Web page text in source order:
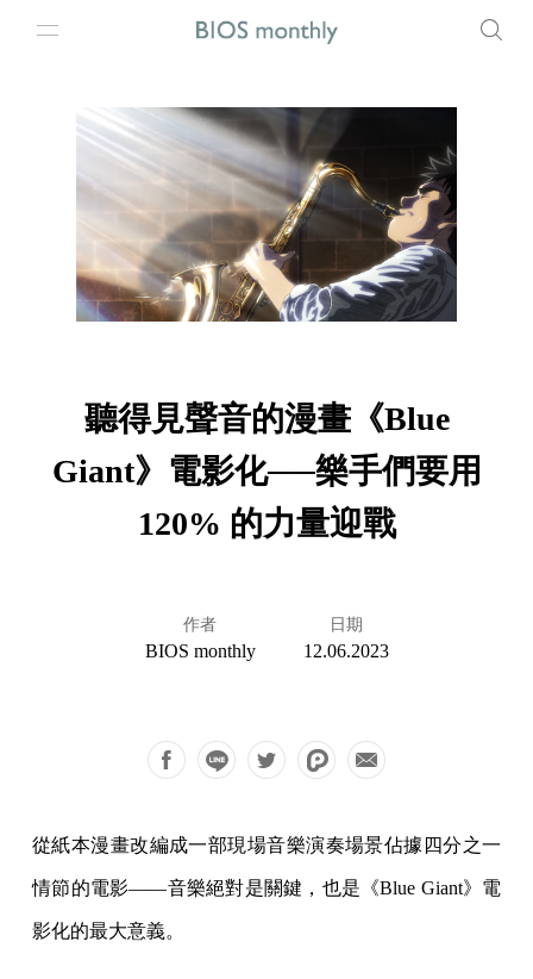
聽得見聲音的漫畫《Blue
Giant》電影化──樂手們要用
120% 的力量迎戰
作者
BIOS monthly
日期
12.06.2023
從紙本漫畫改編成一部現場音樂演奏場景佔據四分之一
情節的電影——音樂絕對是關鍵，也是《Blue Giant》電
影化的最大意義。